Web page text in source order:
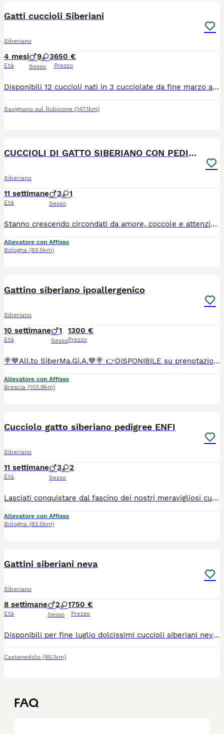
Gatti cuccioli Siberiani
Siberiano
4 mesi
Età
9 3
Sesso
650 €
Prezzo
Disponibili 12 cuccioli nati in 3 cucciolate da fine marzo ai primi d'aprile. Cresciuti in famiglia , abituati alla lettiera, tiragraffi e gattaiola. Addestrati alla Per Terapia. Visita veterinaria di sana e robusta costituzione, primo vaccino , sverminazione libretto sanitario. Disponibili dal 13 giugno e prenotabili con caparra di 250 euro.
Savignano sul Rubicone (147.1km)
CUCCIOLI DI GATTO SIBERIANO CON PEDIGREE ENFI
Siberiano
11 settimane
Età
3 1
Sesso
Stanno crescendo circondati da amore, coccole e attenzioni, e ora iniziano a cercare la loro famiglia per la vita. ❤️ I nostri splendidi cuccioli Siberiani provengono da genitori entrambi con pedigree ENFI, testati FIV e FeLV negativi ed esenti da patologie genetiche cardiache. ✨ Carattere dolce e affettuoso ✨ Cresciuti in famiglia a stretto contatto con persone e bambini ✨ Abituati alla lettiera e al tiragraffi ✨ Pedigree ENFI ✨ Libretto sanitario ✨ Vaccinazioni e sverminazioni eseguite ✨ Contratto di cessione e garanzie sanitarie ✨ Kit di benvenuto cucciolo Il gatto Siberiano è una razza meravigliosa: intelligente, equilibrata, molto legata alla famiglia e adatta alla vita domestica. 📍 Visibili presso l’Allevamento “Fusa delle Nevi” con i genitori. Per chi non fosse della zona possibilità di conoscere cuccioli e genitori in videochiamata e possibilità di consegna . Se state cercando un compagno speciale che vi accompagni per tanti anni, potreste averlo appena trovato. 🐱❤️ I cuccioli non sono né in regalo né in adozione , cortesemente contattare solo se realmente interessati .
Allevatore con Affisso
Bologna (83.5km)
Gattino siberiano ipoallergenico
Siberiano
10 settimane
Età
1
Sesso
1300 €
Prezzo
🍭💙All.to SiberMa.Gi.A.💙🍭 👉DISPONIBILE su prenotazione siberiano tradizionale!🌟🐱🌟 Maschio 🩵 ♥️Potranno lasciare l'allevamento dai 90 gg con: 📌Chip 📌Vaccini 📌Profilassi antielmintica completa 📌Snap giardia negativo 📌Coprologico per flottazione negativo 📌profilassi antiparassitaria in corso di validità 📌libretto sanitario 📌certificato di buona salute 📌pedigree RICONOSCIUTO DAL MINISTERO delle politiche agricole 📌copia degli esami Hcm, pkd, Pkdef dei genitori.♥️ 📌Assistenza all' inserimento in famiglia 📌 Assistenza alla nutrizione ♦️Abituati in contesto domestico e famigliare, abituati ai cani, altri gatti e bambini♦️
Allevatore con Affisso
Brescia (103.8km)
Cucciolo gatto siberiano pedigree ENFI
Siberiano
11 settimane
Età
3 2
Sesso
Lasciati conquistare dal fascino dei nostri meravigliosi cuccioli di Gatto Siberiano! Nati e cresciuti in famiglia con amore, attenzioni e tanta socializzazione, i nostri piccoli sono dolci, affettuosi, giocherelloni e abituati alla vita domestica. Ogni giorno vengono seguiti con cura per garantire salute, equilibrio caratteriale e benessere. ✨ Perché scegliere un cucciolo di Fusa delle Nevi? ✔ Pedigree ENFI ✔ Genitori entrambi Siberiani con pedigree ✔ Test FELV e FIV negativi ✔ Ecocardio dei riproduttori esente da patologie genetiche ✔ Vaccinazioni e sverminazioni effettuate secondo protocollo ✔ Libretto sanitario ✔ Assistenza e consigli anche dopo l’arrivo nella nuova famiglia ✔️ Regolare contratto di cessione ✔️ kit di benvenuto cucciolo I nostri cuccioli verranno affidati solo al raggiungimento dei 90 giorni per una completa socializzazione, pronti per iniziare una nuova avventura con la loro famiglia per sempre. 📸 Durante la crescita inviamo foto e aggiornamenti ai futuri proprietari, che potranno seguire passo dopo passo lo sviluppo del proprio cucciolo. Se stai cercando un compagno elegante, intelligente, affettuoso e dal carattere straordinario, un Siberiano di Fusa delle Nevi potrebbe essere il nuovo membro della tua famiglia. Contattaci senza impegno per informazioni, disponibilità, foto e video dei cuccioli, se non siete della zona i cuccioli sono visibili in videochiamata con i genitori e organizziamo la consegna .
Allevatore con Affisso
Bologna (83.5km)
Gattini siberiani neva
Siberiano
8 settimane
Età
2 1
Sesso
750 €
Prezzo
Disponibili per fine luglio dolcissimi cuccioli siberiani neva nati in casa. Genitori di mia proprietà entrambi siberiani neva puri, sani, in regola con tutte le vaccinazioni e testati fiv/felv negativi. I cuccioli saranno consegnati con sverminazione completa, svezzati con cibo di ottima qualità e abituati alla lettiera e tiragraffi. Non hanno il pedigree.
Castenedolo (95.1km)
FAQ